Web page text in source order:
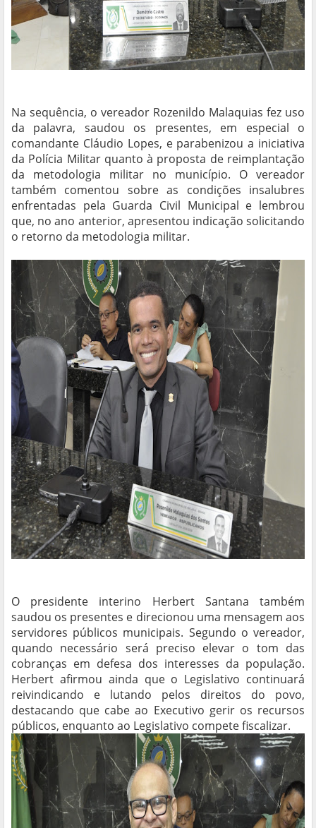
Na sequência, o vereador Rozenildo Malaquias fez uso
da palavra, saudou os presentes, em especial o
comandante Cláudio Lopes, e parabenizou a iniciativa
da Polícia Militar quanto à proposta de reimplantação
da metodologia militar no município. O vereador
também comentou sobre as condições insalubres
enfrentadas pela Guarda Civil Municipal e lembrou
que, no ano anterior, apresentou indicação solicitando
o retorno da metodologia militar.
O presidente interino Herbert Santana também
saudou os presentes e direcionou uma mensagem aos
servidores públicos municipais. Segundo o vereador,
quando necessário será preciso elevar o tom das
cobranças em defesa dos interesses da população.
Herbert afirmou ainda que o Legislativo continuará
reivindicando e lutando pelos direitos do povo,
destacando que cabe ao Executivo gerir os recursos
públicos, enquanto ao Legislativo compete fiscalizar.